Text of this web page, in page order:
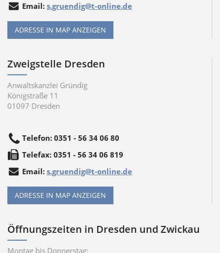
Email: s.gruendig@t-online.de
ADRESSE IN MAP ANZEIGEN
Zweigstelle Dresden
Anwaltskanzlei Gründig
Königstraße 11
01097 Dresden
Telefon: 0351 - 56 34 06 80
Telefax: 0351 - 56 34 06 819
Email: s.gruendig@t-online.de
ADRESSE IN MAP ANZEIGEN
Öffnungszeiten in Dresden und Zwickau
Montag bis Donnerstag: